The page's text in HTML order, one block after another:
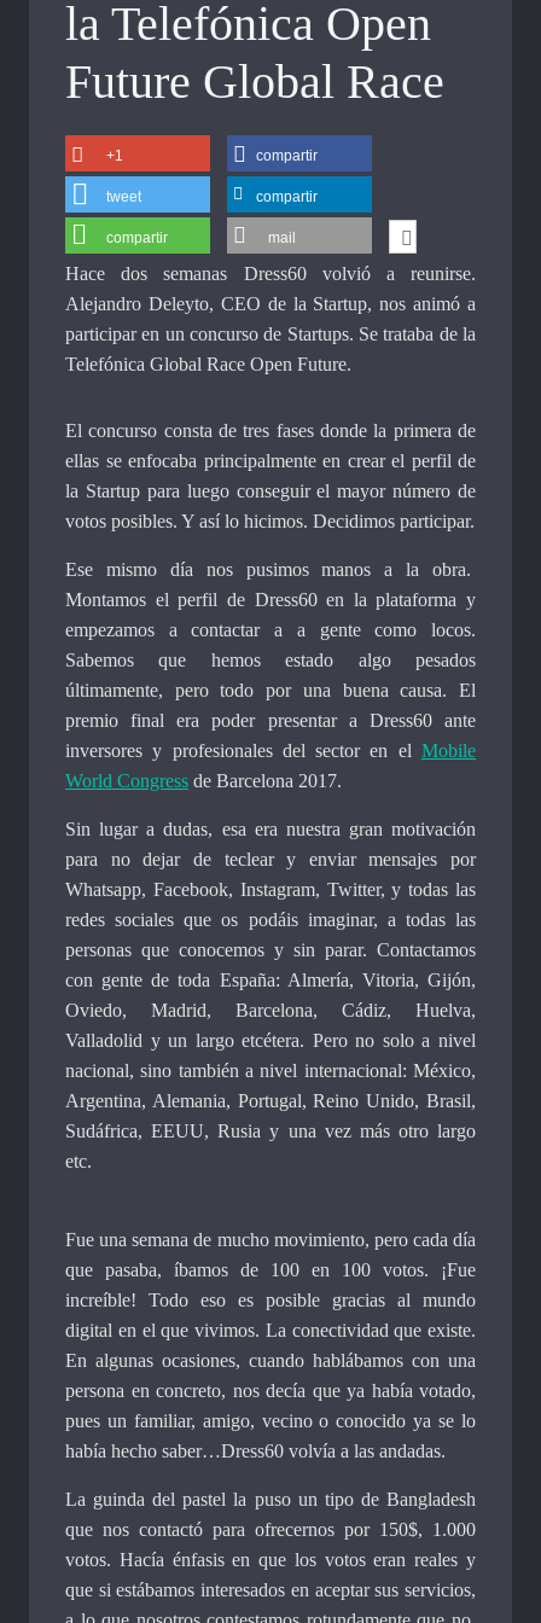
la Telefónica Open
Future Global Race
+1 compartir
tweet compartir
compartir mail
Hace dos semanas Dress60 volvió a reunirse.
Alejandro Deleyto, CEO de la Startup, nos animó a
participar en un concurso de Startups. Se trataba de la
Telefónica Global Race Open Future.
El concurso consta de tres fases donde la primera de
ellas se enfocaba principalmente en crear el perfil de
la Startup para luego conseguir el mayor número de
votos posibles. Y así lo hicimos. Decidimos participar.
Ese mismo día nos pusimos manos a la obra.
Montamos el perfil de Dress60 en la plataforma y
empezamos a contactar a a gente como locos.
Sabemos que hemos estado algo pesados
últimamente, pero todo por una buena causa. El
premio final era poder presentar a Dress60 ante
inversores y profesionales del sector en el Mobile
World Congress de Barcelona 2017.
Sin lugar a dudas, esa era nuestra gran motivación
para no dejar de teclear y enviar mensajes por
Whatsapp, Facebook, Instagram, Twitter, y todas las
redes sociales que os podáis imaginar, a todas las
personas que conocemos y sin parar. Contactamos
con gente de toda España: Almería, Vitoria, Gijón,
Oviedo, Madrid, Barcelona, Cádiz, Huelva,
Valladolid y un largo etcétera. Pero no solo a nivel
nacional, sino también a nivel internacional: México,
Argentina, Alemania, Portugal, Reino Unido, Brasil,
Sudáfrica, EEUU, Rusia y una vez más otro largo
etc.
Fue una semana de mucho movimiento, pero cada día
que pasaba, íbamos de 100 en 100 votos. ¡Fue
increíble! Todo eso es posible gracias al mundo
digital en el que vivimos. La conectividad que existe.
En algunas ocasiones, cuando hablábamos con una
persona en concreto, nos decía que ya había votado,
pues un familiar, amigo, vecino o conocido ya se lo
había hecho saber…Dress60 volvía a las andadas.
La guinda del pastel la puso un tipo de Bangladesh
que nos contactó para ofrecernos por 150$, 1.000
votos. Hacía énfasis en que los votos eran reales y
que si estábamos interesados en aceptar sus servicios,